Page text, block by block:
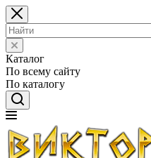
Каталог
По всему сайту
По каталогу